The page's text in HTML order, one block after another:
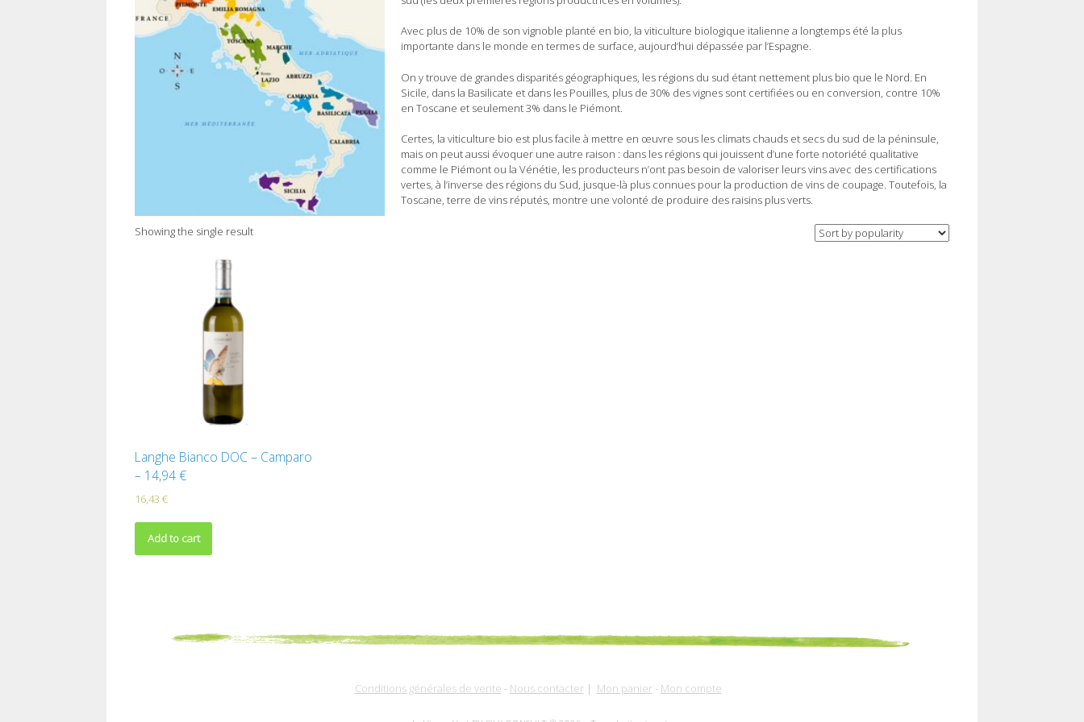
Avec plus de 10% de son vignoble planté en bio, la viticulture biologique italienne a longtemps été la plus
importante dans le monde en termes de surface, aujourd’hui dépassée par l’Espagne.
On y trouve de grandes disparités géographiques, les régions du sud étant nettement plus bio que le Nord. En
Sicile, dans la Basilicate et dans les Pouilles, plus de 30% des vignes sont certifiées ou en conversion, contre 10%
en Toscane et seulement 3% dans le Piémont.
Certes, la viticulture bio est plus facile à mettre en œuvre sous les climats chauds et secs du sud de la péninsule,
mais on peut aussi évoquer une autre raison : dans les régions qui jouissent d’une forte notoriété qualitative
comme le Piémont ou la Vénétie, les producteurs n’ont pas besoin de valoriser leurs vins avec des certifications
vertes, à l’inverse des régions du Sud, jusque-là plus connues pour la production de vins de coupage. Toutefois, la
Toscane, terre de vins réputés, montre une volonté de produire des raisins plus verts.
Showing the single result
Langhe Bianco DOC – Camparo
– 14,94 €
16,43 €
Add to cart
Conditions générales de vente - Nous contacter| Mon panier- Mon compte